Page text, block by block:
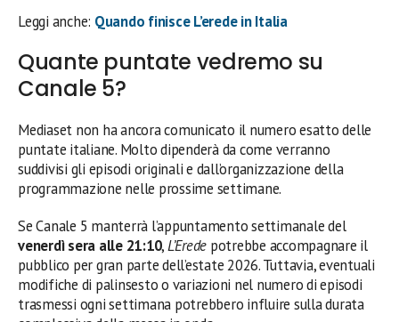
Leggi anche: Quando finisce L’erede in Italia
Quante puntate vedremo su
Canale 5?
Mediaset non ha ancora comunicato il numero esatto delle
puntate italiane. Molto dipenderà da come verranno
suddivisi gli episodi originali e dall’organizzazione della
programmazione nelle prossime settimane.
Se Canale 5 manterrà l’appuntamento settimanale del
venerdì sera alle 21:10,L’Erede potrebbe accompagnare il
pubblico per gran parte dell’estate 2026. Tuttavia, eventuali
modifiche di palinsesto o variazioni nel numero di episodi
trasmessi ogni settimana potrebbero influire sulla durata